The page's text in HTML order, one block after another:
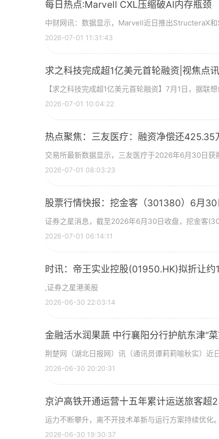
每日热点:Marvell CXL压缩破AI内存瓶颈
中财网讯：数据显示，Marvell近日推出StructeraX
2026-07-01 11:31:43
求之科技完成超1亿美元首轮融资|视焦点讯
【求之科技完成超1亿美元首轮融资】7月1日，据联
2026-07-01 10:04:22
热点聚焦：三友医疗：融资净偿还425.35
交易所最新数据显示，三友医疗于2026年6月30日获
2026-07-01 08:03:23
股票行情快报：挖金客（301380）6月
证券之星消息，截至2026年6月30日收盘，挖金客
2026-07-01 06:14:11
时讯：帝王实业控股(01950.HK)拟折让
,证券之星港美股
2026-06-30 22:03:14
金融活水润果蔬 中行襄阳分行护航东津“
荆楚网（湖北日报网）讯（通讯员谭莉莉喻秋实）近
2026-06-30 20:20:31
京沪高铁开通运营十五年累计运送旅客超
运力不断攀升，离不开技术革新与运行方案持续优化
2026-06-30 19:30:37